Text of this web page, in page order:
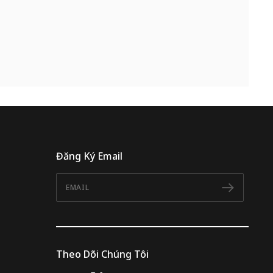
Đăng Ký Email
Đăng
Theo Dõi Chúng Tôi